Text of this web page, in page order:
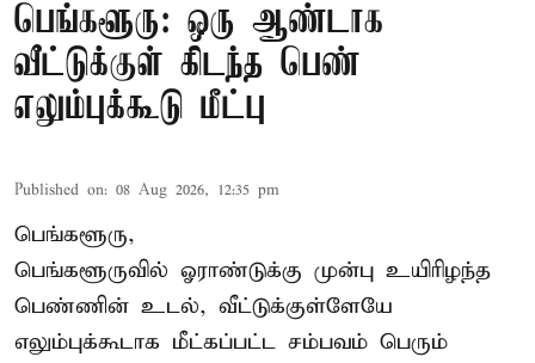
பெங்களூரு: ஒரு ஆண்டாக
வீட்டுக்குள் கிடந்த பெண்
எலும்புக்கூடு மீட்பு
Published on: 08 Aug 2026, 12:35 pm
பெங்களூரு,
பெங்களூருவில் ஓராண்டுக்கு முன்பு உயிரிழந்த
பெண்ணின் உடல், வீட்டுக்குள்ளேயே
எலும்புக்கூடாக மீட்கப்பட்ட சம்பவம் பெரும்